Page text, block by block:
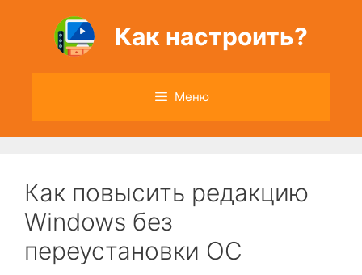
содержимому
Как настроить?
Меню
Как повысить редакцию
Windows без
переустановки ОС